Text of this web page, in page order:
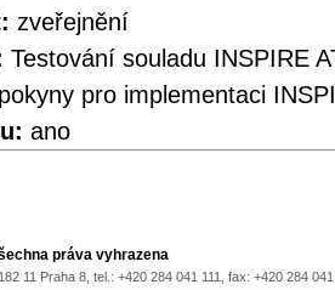
zveřejnění
Testování souladu INSPIRE
pro implementaci
ano
práva vyhrazena
11 Praha 8, tel.: +420 284 041 111, fax: +420 284